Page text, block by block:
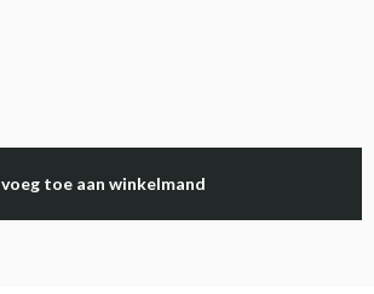
voeg toe aan winkelmand